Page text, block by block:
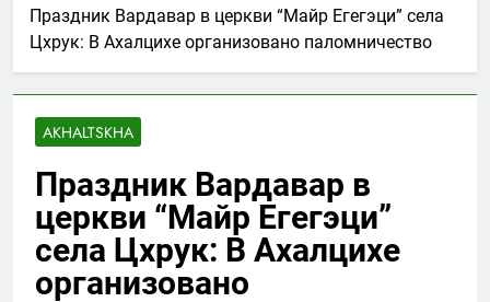
Праздник Вардавар в церкви “Майр Егегэци” села
Цхрук: В Ахалцихе организовано паломничество
AKHALTSKHA
Праздник Вардавар в
церкви “Майр Егегэци”
села Цхрук: В Ахалцихе
организовано